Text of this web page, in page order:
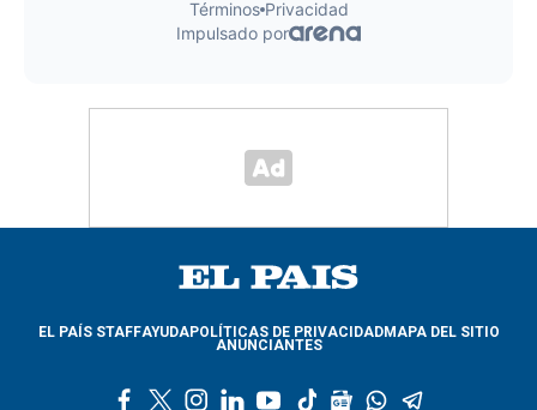
EL PAÍS STAFFAYUDAPOLÍTICAS DE PRIVACIDADMAPA DEL SITIO
ANUNCIANTES
l
y
t
g
w